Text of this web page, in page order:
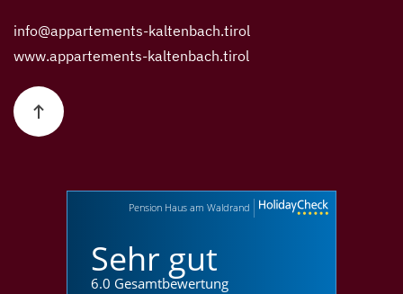
info@appartements-kaltenbach.tirol
www.appartements-kaltenbach.tirol
Pension Haus am Waldrand
Sehr gut
6.0 Gesamtbewertung